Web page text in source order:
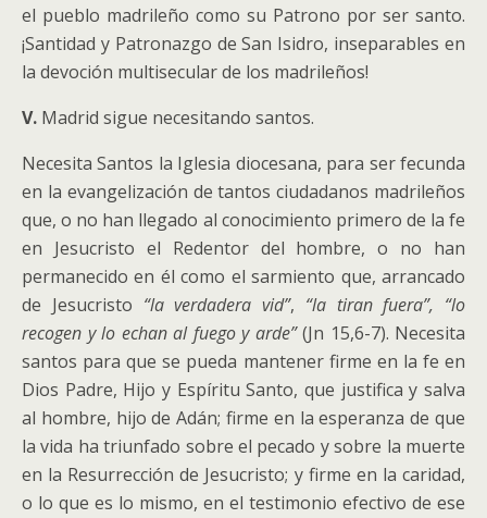
el pueblo madrileño como su Patrono por ser santo.
¡Santidad y Patronazgo de San Isidro, inseparables en
la devoción multisecular de los madrileños!
V. Madrid sigue necesitando santos.
Necesita Santos la Iglesia diocesana, para ser fecunda
en la evangelización de tantos ciudadanos madrileños
que, o no han llegado al conocimiento primero de la fe
en Jesucristo el Redentor del hombre, o no han
permanecido en él como el sarmiento que, arrancado
de Jesucristo “la verdadera vid”, “la tiran fuera”, “lo
recogen y lo echan al fuego y arde”(Jn 15,6-7). Necesita
santos para que se pueda mantener firme en la fe en
Dios Padre, Hijo y Espíritu Santo, que justifica y salva
al hombre, hijo de Adán; firme en la esperanza de que
la vida ha triunfado sobre el pecado y sobre la muerte
en la Resurrección de Jesucristo; y firme en la caridad,
o lo que es lo mismo, en el testimonio efectivo de ese